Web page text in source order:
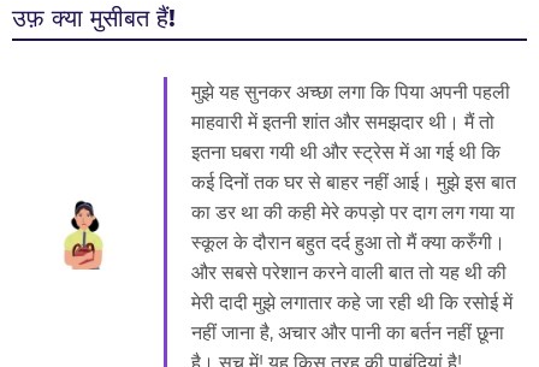
उफ़ क्या मुसीबत हैं!
मुझे यह सुनकर अच्छा लगा कि पिया अपनी पहली
माहवारी में इतनी शांत और समझदार थी। मैं तो
इतना घबरा गयी थी और स्ट्रेस में आ गई थी कि
कई दिनों तक घर से बाहर नहीं आई। मुझे इस बात
का डर था की कही मेरे कपड़ो पर दाग लग गया या
स्कूल के दौरान बहुत दर्द हुआ तो मैं क्या करुँगी।
और सबसे परेशान करने वाली बात तो यह थी की
मेरी दादी मुझे लगातार कहे जा रही थी कि रसोई में
नहीं जाना है, अचार और पानी का बर्तन नहीं छूना
है। सच में! यह किस तरह की पाबंदियां है!